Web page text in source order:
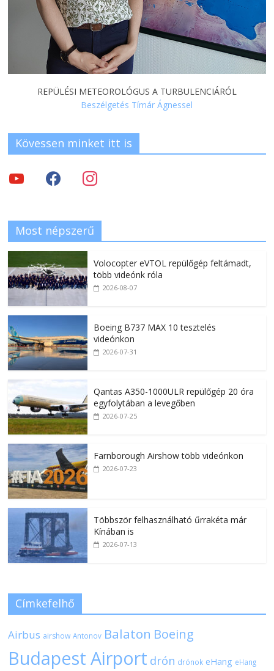
REPÜLÉSI METEOROLÓGUS A TURBULENCIÁRÓL
Beszélgetés Tímár Ágnessel
Kövessen minket itt is
Most népszerű
Volocopter eVTOL repülőgép feltámadt,
több videónk róla
2026-08-07
Boeing B737 MAX 10 tesztelés
videónkon
2026-07-31
Qantas A350-1000ULR repülőgép 20 óra
egyfolytában a levegőben
2026-07-25
Farnborough Airshow több videónkon
2026-07-23
Többször felhasználható űrrakéta már
Kínában is
2026-07-13
Címkefelhő
Airbus airshow Antonov Balaton Boeing
Budapest Airport drón drónok eHang eHang